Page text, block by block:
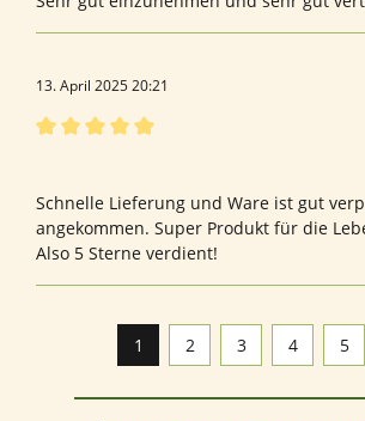
13. April 2025 20:21
Schnelle Lieferung und Ware ist gut
angekommen. Super Produkt für die
Also 5 Sterne verdient!
Seite
1 Seite
2 Seite
3 Seite
4 5